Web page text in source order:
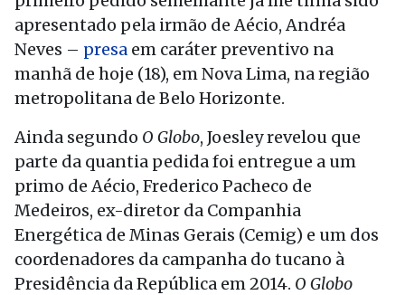
apresentado pela irmão de Aécio, Andréa
Neves – presa em caráter preventivo na
manhã de hoje (18), em Nova Lima, na região
metropolitana de Belo Horizonte.
Ainda segundo O Globo, Joesley revelou que
parte da quantia pedida foi entregue a um
primo de Aécio, Frederico Pacheco de
Medeiros, ex-diretor da Companhia
Energética de Minas Gerais (Cemig) e um dos
coordenadores da campanha do tucano à
Presidência da República em 2014. O Globo